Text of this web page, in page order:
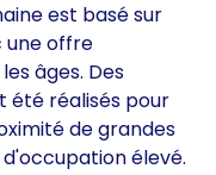
est basé sur
une offre
âges. Des
été réalisés pour
de grandes
élevé.